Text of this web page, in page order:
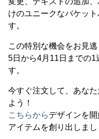
けのユニークなバケッ
す。
この特別な機会をお見
5日から4月11日までの1
す。
今すぐ注文して、あな
よう！
こちらからデザインを
アイテムを創り出しまし